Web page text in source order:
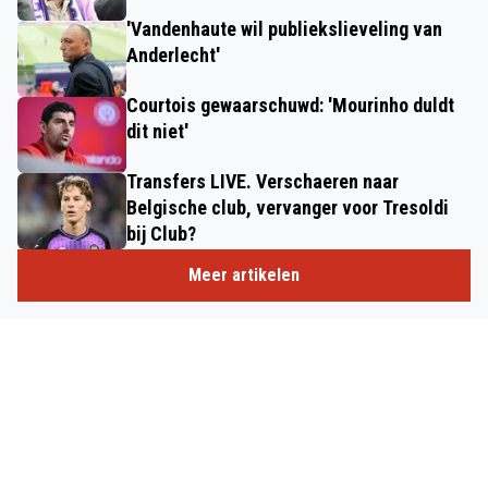
'Vandenhaute wil publiekslieveling van
Anderlecht'
Courtois gewaarschuwd: 'Mourinho duldt
dit niet'
Transfers LIVE. Verschaeren naar
Belgische club, vervanger voor Tresoldi
bij Club?
Meer artikelen